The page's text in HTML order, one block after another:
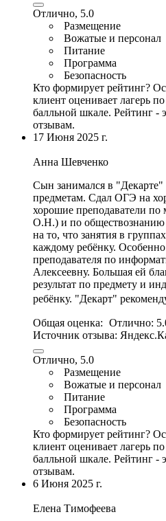
Отлично, 5.0
Размещение
Вожатые и персонал
Питание
Программа
Безопасность
Кто формирует рейтинг?
клиент оценивает лагерь
балльной шкале. Рейтинг -
отзывам.
17 Июня 2025 г.
Анна Шевченко
Сын занимался в "Декарте"
предметам. Сдал ОГЭ на
хорошие преподаватели по
О.Н.) и по
на то, что занятия в группах
каждому ребёнку.
преподавателя по
Алексеевну. Большая ей
результат по предмету и
ребёнку. "Декарт"
Общая оценка: Отлично:
Источник отзыва:
Отлично, 5.0
Размещение
Вожатые и персонал
Питание
Программа
Безопасность
Кто формирует рейтинг?
клиент оценивает лагерь
балльной шкале. Рейтинг -
отзывам.
6 Июня 2025 г.
Елена Тимофеева